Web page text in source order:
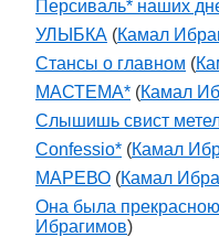
Персиваль* наших
УЛЫБКА (Камал
Стансы о главном (
МАСТЕМА* (Камал
Слышишь свист
Confessio* (Камал
МАРЕВО (Камал
Она была
Ибрагимов)